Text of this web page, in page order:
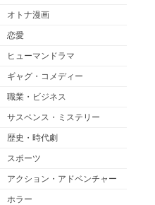
オトナ漫画
恋愛
ヒューマンドラマ
ギャグ・コメディー
職業・ビジネス
サスペンス・ミステリー
歴史・時代劇
スポーツ
アクション・アドベンチャー
ホラー